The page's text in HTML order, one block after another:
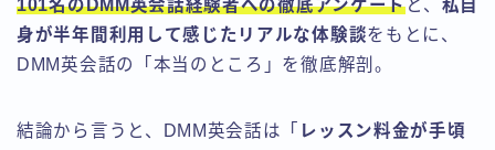
101名のDMM英会話経験者への徹底アンケートと、 私自
身が半年間利用して感じたリアルな体験談をもとに、
DMM英会話の「本当のところ」を徹底解剖。
結論から言うと、DMM英会話は「 レッスン料金が手頃